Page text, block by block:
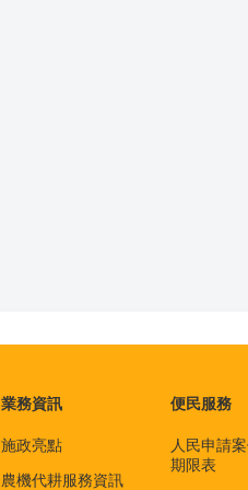
業務資訊
施政亮點
農機代耕服務資訊
便民服務
人民申請
期限表